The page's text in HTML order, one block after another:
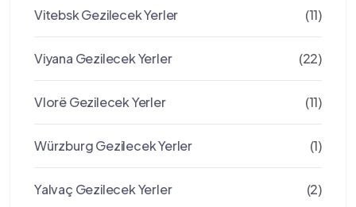
Vitebsk Gezilecek Yerler (11)
Viyana Gezilecek Yerler (22)
Vlorë Gezilecek Yerler (11)
Würzburg Gezilecek Yerler (1)
Yalvaç Gezilecek Yerler (2)